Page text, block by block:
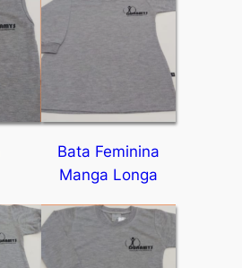
Bata Feminina
Manga Longa